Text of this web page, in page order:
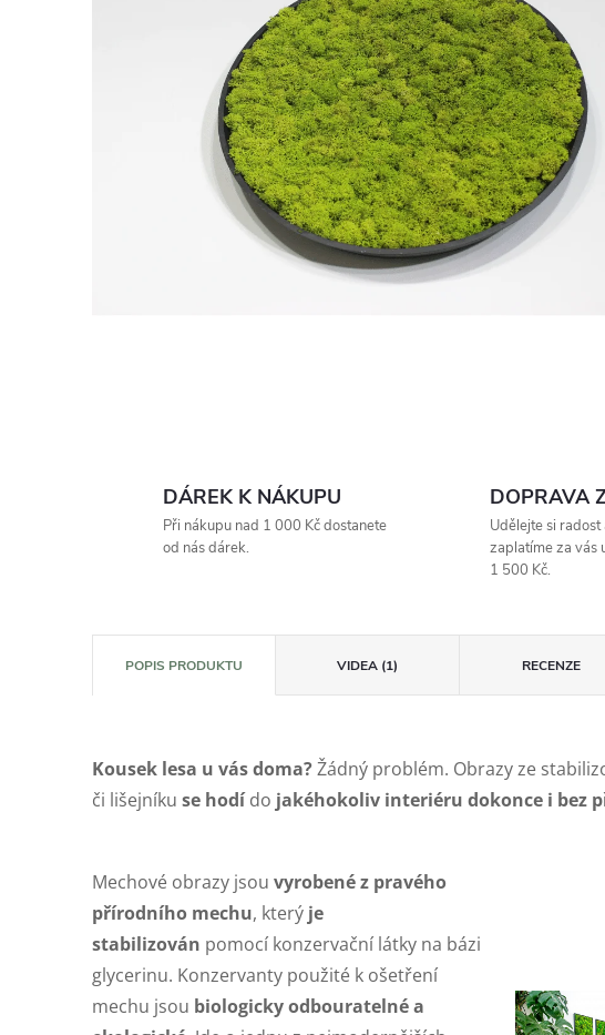
DÁREK K NÁKUPU
Při nákupu nad 1 000 Kč dostanete
od nás dárek.
DOPRAVA
Udělejte si
zaplatíme za vás
1 500 Kč.
POPIS PRODUKTU VIDEA (1) RECENZE
Kousek lesa u vás doma?Žádný problém. Obrazy ze
či lišejníku se hodído jakéhokoliv interiéru dokonce i bez
Mechové obrazy jsou vyrobené z pravého
přírodního mechu, který je
stabilizován pomocí konzervační látky na bázi
glycerinu. Konzervanty použité k ošetření
mechu jsou biologicky odbouratelné a